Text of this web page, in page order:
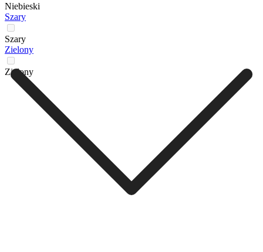
Niebieski
Szary
Szary
Zielony
Zielony